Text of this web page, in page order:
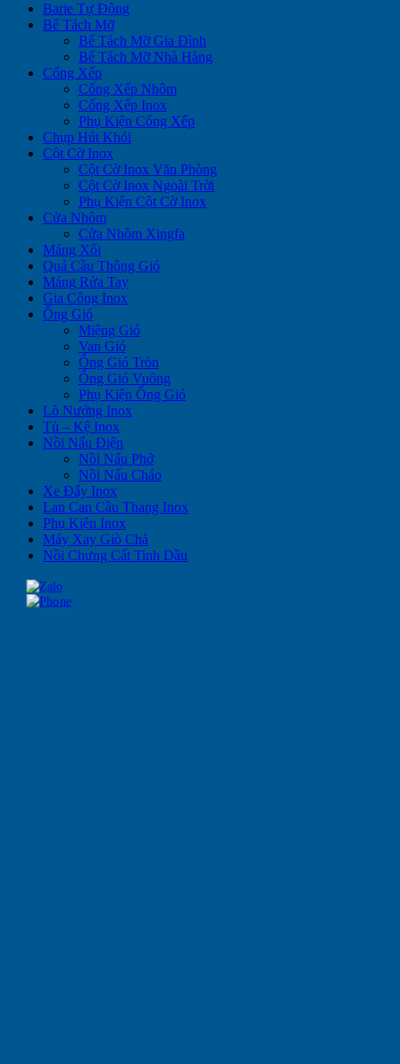
Barie Tự Động
Bể Tách Mỡ
Bể Tách Mỡ Gia Đình
Bể Tách Mỡ Nhà Hàng
Cổng Xếp
Cổng Xếp Nhôm
Cổng Xếp Inox
Phụ Kiện Cổng Xếp
Chụp Hút Khói
Cột Cờ Inox
Cột Cờ Inox Văn Phòng
Cột Cờ Inox Ngoài Trời
Phụ Kiện Cột Cờ Inox
Cửa Nhôm
Cửa Nhôm Xingfa
Máng Xối
Quả Cầu Thông Gió
Máng Rửa Tay
Gia Công Inox
Ống Gió
Miệng Gió
Van Gió
Ống Gió Tròn
Ống Gió Vuông
Phụ Kiện Ống Gió
Lò Nướng Inox
Tủ – Kệ Inox
Nồi Nấu Điện
Nồi Nấu Phở
Nồi Nấu Cháo
Xe Đẩy Inox
Lan Can Cầu Thang Inox
Phụ Kiện Inox
Máy Xay Giò Chả
Nồi Chưng Cất Tinh Dầu